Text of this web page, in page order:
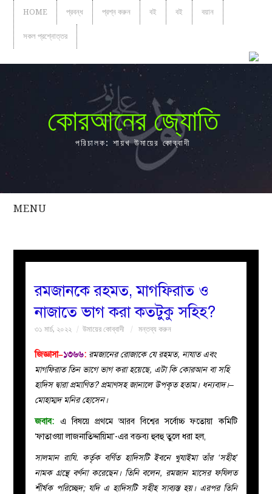
HOME প্রবন্ধ প্রশ্ন করুন বই বই বয়ান
সকল প্রশ্নোত্তর
কোরআনের জ্যোতি
পরিচালক: শায়খ উমায়ের কোব্বাদী
MENU
সকল
নারীদের
মজলিস
প্রশ্ন
করুন
রমজানকে রহমত, মাগফিরাত ও
নাজাতে ভাগ করা কতটুকু সহিহ?
৩১ মার্চ, ২০২২ উমায়ের কোব্বাদী মন্তব্য করুন
জিজ্ঞাসা–১৩৬৬: রমজানের রোজাকে যে রহমত, নাযাত এবং
মাগফিরাত তিন ভাগে ভাগ করা হয়েছে, এটা কি কোরআন বা সহি
হাদিস দ্বারা প্রমাণিত? প্রমাণসহ জানালে উপকৃত হতাম। ধন্যবাদ।–
মোহাম্মদ মনির হোসেন।
জবাব:
এ বিষয়ে প্রথমে আরব বিশ্বের সর্বোচ্চ ফতোয়া কমিটি
‘ফাতাওয়া লাজনাতিদ্দায়িমা’-এর বক্তব্য হুবহু তুলে ধরা হল,
সালমান রাযি. কর্তৃক বর্ণিত হাদিসটি ইবনে খুযাইমা তাঁর ‘সহীহ’
নামক গ্রন্থে বর্ণনা করেছেন। তিনি বলেন, রমজান মাসের ফযিলত
শীর্ষক পরিচ্ছেদ; যদি এ হাদিসটি সহীহ সাব্যস্ত হয়। এরপর তিনি